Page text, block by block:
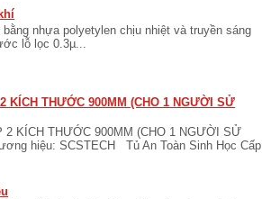
nhựa polyetylen chịu nhiệt và truyền sáng
lỗ lọc 0.3µ...
KÍCH THƯỚC 900MM (CHO 1 NGƯỜI SỬ
2 KÍCH THƯỚC 900MM (CHO 1 NGƯỜI SỬ
hiệu: SCSTECH Tủ An Toàn Sinh Học Cấp